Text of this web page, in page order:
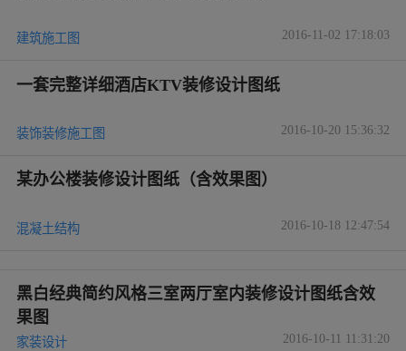
建筑施工图 2016-11-02 17:18:03
一套完整详细酒店KTV装修设计图纸
装饰装修施工图 2016-10-20 15:36:32
某办公楼装修设计图纸（含效果图）
混凝土结构 2016-10-18 12:47:54
黑白经典简约风格三室两厅室内装修设计图纸含效
果图
家装设计 2016-10-11 11:31:20